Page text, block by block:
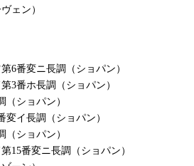
ェン）
6番変ニ長調（ショパン）
3番ホ長調（ショパン）
（ショパン）
イ長調（ショパン）
（ショパン）
15番変ニ長調（ショパン）